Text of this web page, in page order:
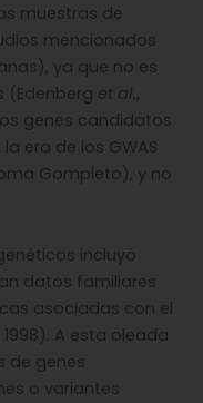
muestras de
mencionados
ya que no es
(Edenberg et al. ,
genes candidatos
era de los GWAS
Gompleto), y no
incluyó
datos familiares
asociadas con el
1998). A esta oleada
de genes
o variantes